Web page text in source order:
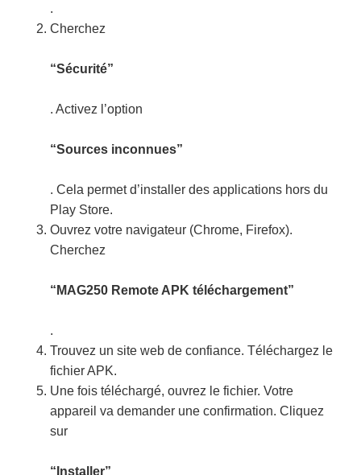
.
Cherchez
“Sécurité”
. Activez l’option
“Sources inconnues”
. Cela permet d’installer des applications hors du
Play Store.
Ouvrez votre navigateur (Chrome, Firefox).
Cherchez
“MAG250 Remote APK téléchargement”
.
Trouvez un site web de confiance. Téléchargez le
fichier APK.
Une fois téléchargé, ouvrez le fichier. Votre
appareil va demander une confirmation. Cliquez
sur
“Installer”